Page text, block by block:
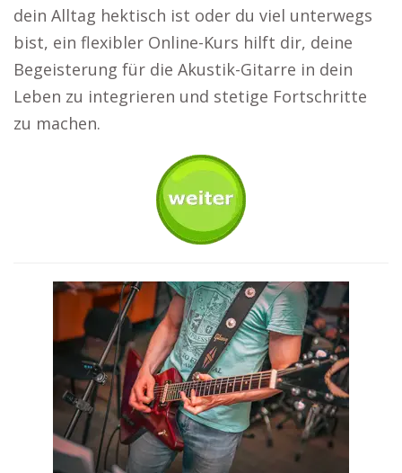
dein Alltag hektisch ist oder du viel unterwegs
bist, ein flexibler Online-Kurs hilft dir, deine
Begeisterung für die Akustik-Gitarre in dein
Leben zu integrieren und stetige Fortschritte
zu machen.